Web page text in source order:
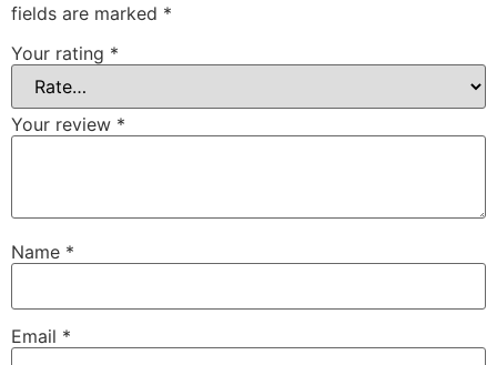
fields are marked *
Your rating *
Your review *
Name *
Email *